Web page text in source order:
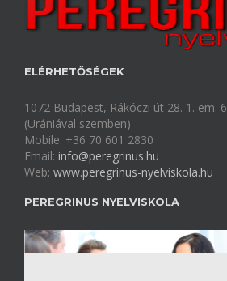
ELÉRHETŐSÉGEK
1072 Budapest, Rákóczi út 28. 1. em.
(Urániával szemben)
Mobile: +36 70 601 2830
Email: info@peregrinus.hu
Web: www.peregrinus-nyelviskola.hu
PEREGRINUS NYELVISKOLA